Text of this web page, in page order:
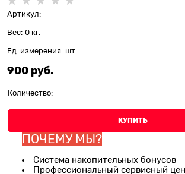
Артикул:
Вес: 0 кг.
Ед. измерения: шт
900 руб.
Количество:
КУПИТЬ
ПОЧЕМУ МЫ?
Система накопительных бонусов
Профессиональный сервисный